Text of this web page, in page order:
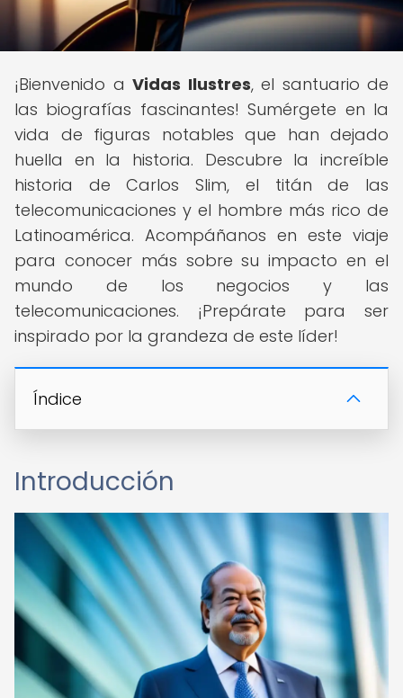
¡Bienvenido a Vidas Ilustres, el santuario de
las biografías fascinantes! Sumérgete en la
vida de figuras notables que han dejado
huella en la historia. Descubre la increíble
historia de Carlos Slim, el titán de las
telecomunicaciones y el hombre más rico de
Latinoamérica. Acompáñanos en este viaje
para conocer más sobre su impacto en el
mundo de los negocios y las
telecomunicaciones. ¡Prepárate para ser
inspirado por la grandeza de este líder!
Índice
Introducción